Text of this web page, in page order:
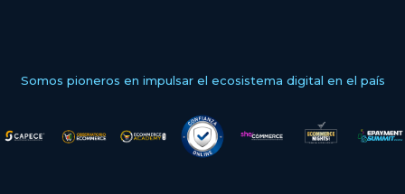
Somos pioneros en impulsar el ecosistema digital en el país